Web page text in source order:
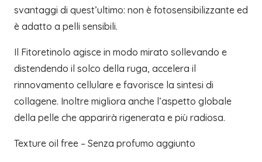
svantaggi di quest’ultimo: non è fotosensibilizzante ed
è adatto a pelli sensibili.
Il Fitoretinolo agisce in modo mirato sollevando e
distendendo il solco della ruga, accelera il
rinnovamento cellulare e favorisce la sintesi di
collagene. Inoltre migliora anche l’aspetto globale
della pelle che apparirà rigenerata e più radiosa.
Texture oil free – Senza profumo aggiunto